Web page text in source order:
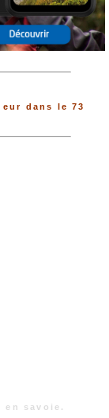
dans le 73
en savoie.